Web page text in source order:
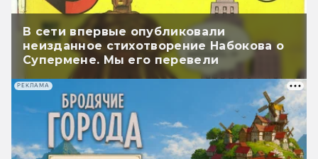
В сети впервые опубликовали
неизданное стихотворение Набокова о
Супермене. Мы его перевели
РЕКЛАМА